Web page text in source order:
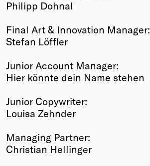
Philipp Dohnal
Final Art & Innovation Manager:
Stefan Löffler
Junior Account Manager:
Hier könnte dein Name stehen
Junior Copywriter:
Louisa Zehnder
Managing Partner:
Christian Hellinger